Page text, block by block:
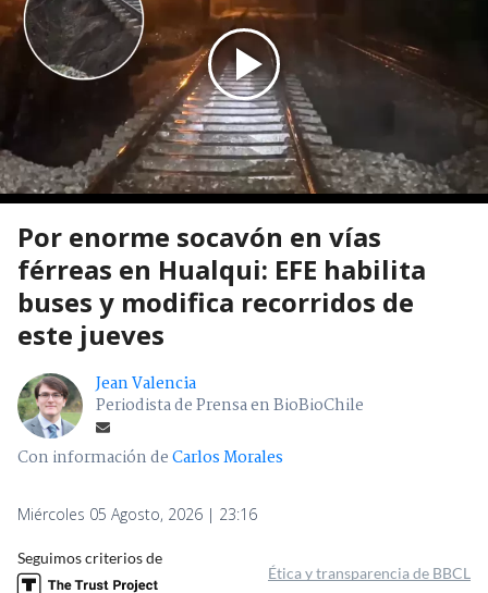
Por enorme socavón en vías
férreas en Hualqui: EFE habilita
buses y modifica recorridos de
este jueves
Jean Valencia
Periodista de Prensa en BioBioChile
Con información deCarlos Morales
Miércoles 05 Agosto, 2026 | 23:16
Seguimos criterios de
Ética y transparencia de BBCL